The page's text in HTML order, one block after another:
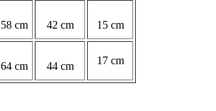
58 cm 42 cm 15 cm
64 cm 44 cm 17 cm